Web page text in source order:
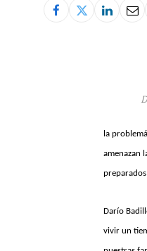
la
amenazan
Darío
vivir un